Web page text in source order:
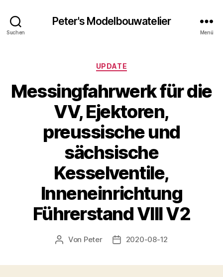
Suchen
Peter's Modelbouwatelier
Menü
Kategorien
UPDATE
Messingfahrwerk für die
VV, Ejektoren,
preussische und
sächsische
Kesselventile,
Inneneinrichtung
Führerstand VIII V2
Beitragsautor
Von Peter Beitragsdatum
2020-08-12